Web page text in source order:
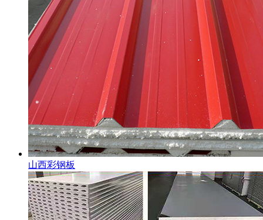
山西彩钢板